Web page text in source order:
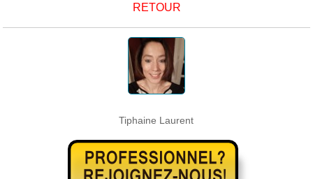
RETOUR
Tiphaine Laurent